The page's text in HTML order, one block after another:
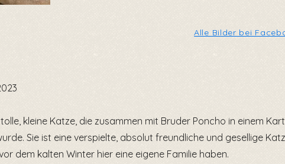
Alle Bilder bei
kleine Katze, die zusammen mit Bruder Poncho in einem
Sie ist eine verspielte, absolut freundliche und gesellige
dem kalten Winter hier eine eigene Familie haben.